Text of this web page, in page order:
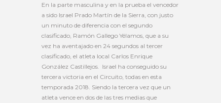
En la parte masculina y en la prueba el vencedor
a sido Israel Prado Martín de la Sierra, con justo
un minuto de diferencia con el segundo
clasificado, Ramón Gallego Yélamos, que a su
vez ha aventajado en 24 segundos al tercer
clasificado, el atleta local Carlos Enrique
González Castillejos. Israel ha conseguido su
tercera victoria en el Circuito, todas en esta
temporada 2018. Siendo la tercera vez que un
atleta vence en dos de las tres medias que